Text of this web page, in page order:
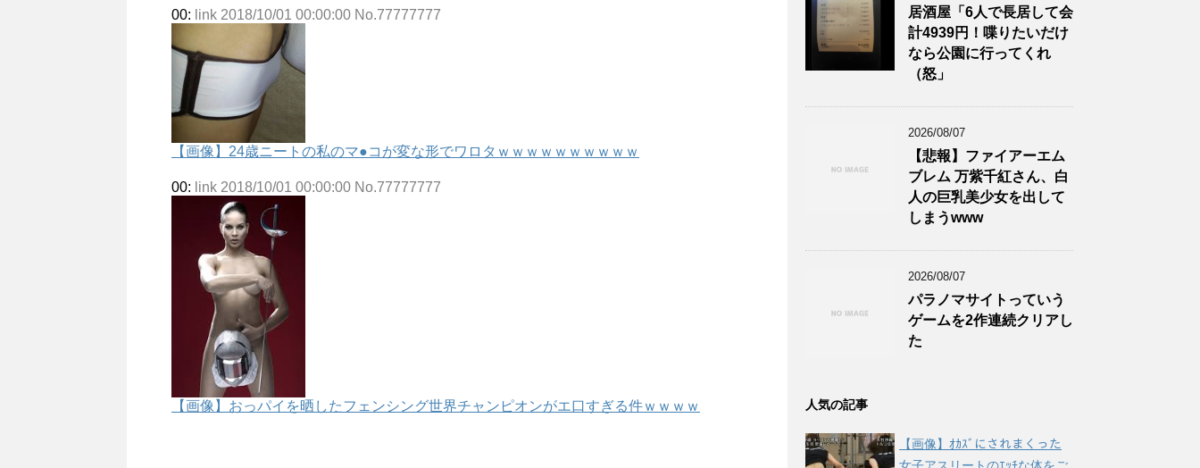
00: link 2018/10/01 00:00:00 No.77777777
【画像】24歳ニートの私のマ●コが変な形でワロタｗｗｗｗｗｗｗｗｗｗ
00: link 2018/10/01 00:00:00 No.77777777
【画像】おっパイを晒したフェンシング世界チャンピオンがエ口すぎる件ｗｗｗｗ
居酒屋「6人で長居して会
計4939円！喋りたいだけ
なら公園に行ってくれ
（怒」
2026/08/07
【悲報】ファイアーエム
ブレム 万紫千紅さん、白
人の巨乳美少女を出して
しまうwww
2026/08/07
パラノマサイトっていう
ゲームを2作連続クリアし
た
人気の記事
【画像】ｵｶｽﾞにされまくった